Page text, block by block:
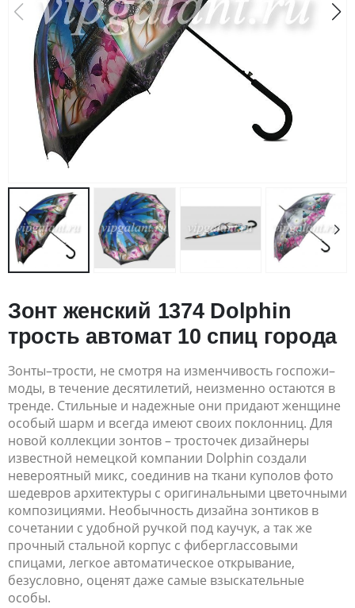
Зонт женский 1374 Dolphin
трость автомат 10 спиц города
Зонты–трости, не смотря на изменчивость госпожи–
моды, в течение десятилетий, неизменно остаются в
тренде. Стильные и надежные они придают женщине
особый шарм и всегда имеют своих поклонниц. Для
новой коллекции зонтов – тросточек дизайнеры
известной немецкой компании Dolphin создали
невероятный микс, соединив на ткани куполов фото
шедевров архитектуры с оригинальными цветочными
композициями. Необычность дизайна зонтиков в
сочетании с удобной ручкой под каучук, а так же
прочный стальной корпус с фиберглассовыми
спицами, легкое автоматическое открывание,
безусловно, оценят даже самые взыскательные
особы.